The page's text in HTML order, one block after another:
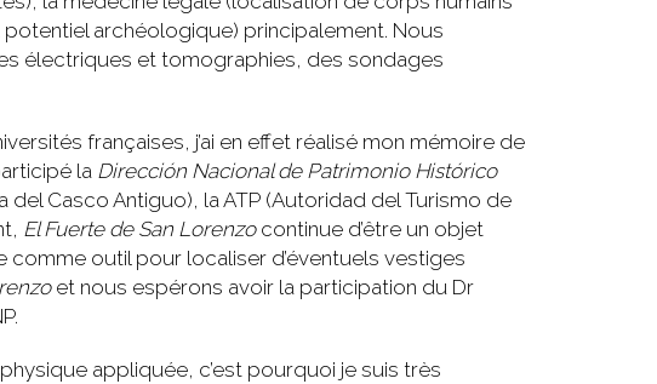
archéologique) principalement. Nous
électriques et tomographies, des sondages
françaises, j’ai en effet réalisé mon mémoire de
la Dirección Nacional de Patrimonio Histórico
del Casco Antiguo), la ATP (Autoridad del Turismo de
El Fuerte de San Lorenzocontinue d’être un objet
comme outil pour localiser d’éventuels vestiges
et nous espérons avoir la participation du Dr
appliquée, c’est pourquoi je suis très